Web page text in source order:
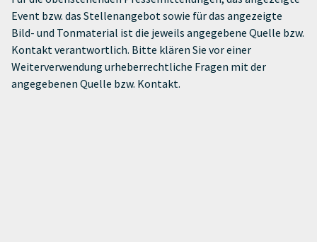
Event bzw. das Stellenangebot sowie für das angezeigte
Bild- und Tonmaterial ist die jeweils angegebene Quelle bzw.
Kontakt verantwortlich. Bitte klären Sie vor einer
Weiterverwendung urheberrechtliche Fragen mit der
angegebenen Quelle bzw. Kontakt.